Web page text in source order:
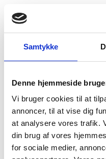
Samtykke
Denne hjemmeside
Vi bruger cookies til at
annoncer, til at vise dig
at analysere vores trafik.
din brug af vores
for sociale medier,
Nummerplader tilknyttet
0